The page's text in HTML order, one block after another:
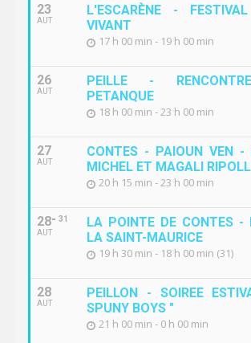
23
AUT
L'ESCARÈNE -
VIVANT
17 h 00 min - 19 h 00 min
26
AUT
PEILLE -
PETANQUE
18 h 00 min - 23 h 00 min
27
AUT
CONTES - PAIOUN VEN -
MICHEL ET MAGALI RIPOLL
20 h 15 min - 23 h 00 min
28
AUT
31
LA POINTE DE CONTES -
LA SAINT-MAURICE
19 h 30 min - 18 h 00 min (31)
28
AUT
PEILLON - SOIREE
SPUNY BOYS "
21 h 00 min - 0 h 00 min